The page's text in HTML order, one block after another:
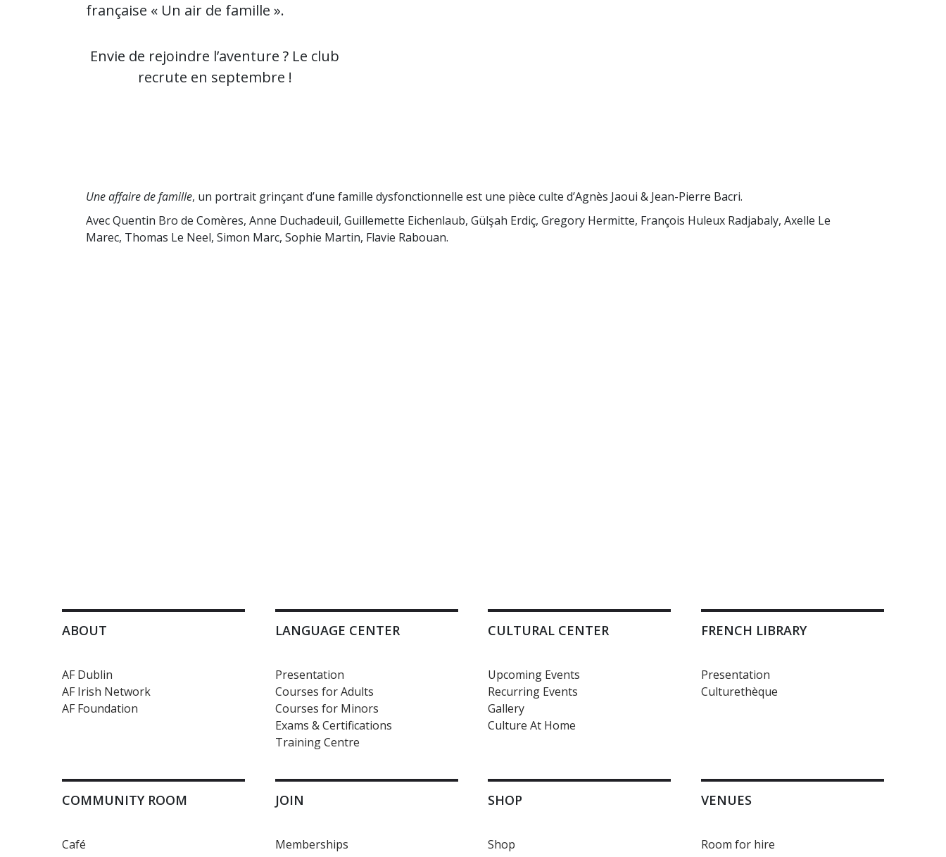
française « Un air de famille ».
Envie de rejoindre l’aventure ? Le club
recrute en septembre !
Une affaire de famille, un portrait grinçant d’une famille dysfonctionnelle est une pièce culte d’Agnès Jaoui & Jean-Pierre Bacri.
Avec Quentin Bro de Comères, Anne Duchadeuil, Guillemette Eichenlaub, Gülşah Erdiç, Gregory Hermitte, François Huleux Radjabaly, Axelle Le
Marec, Thomas Le Neel, Simon Marc, Sophie Martin, Flavie Rabouan.
ABOUT
AF Dublin
AF Irish Network
AF Foundation
LANGUAGE CENTER
Presentation
Courses for Adults
Courses for Minors
Exams & Certifications
Training Centre
CULTURAL CENTER
Upcoming Events
Recurring Events
Gallery
Culture At Home
FRENCH LIBRARY
Presentation
Culturethèque
COMMUNITY ROOM
Café
JOIN
Memberships
SHOP
Shop
VENUES
Room for hire